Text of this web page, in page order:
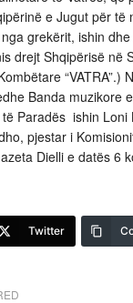
e Jugut për të
grekërit, ishin
drejt Shqipërisë në
“VATRA”.)
Banda muzikore
Paradës ishin Loni
pjestar i
Dielli e datës 6
Twitter